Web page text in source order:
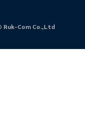
Ruk-Com Co.,Ltd